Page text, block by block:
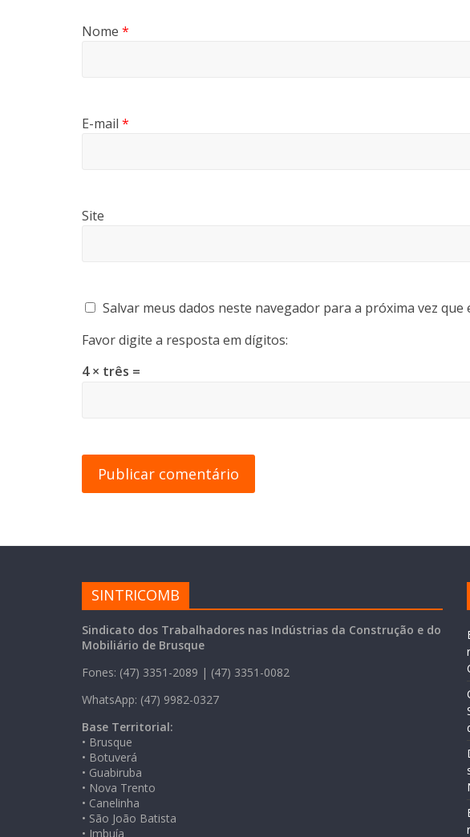
Nome *
E-mail *
Site
Salvar meus dados neste navegador para a próxima vez que
Favor digite a resposta em dígitos:
4 × três =
SINTRICOMB
Sindicato dos Trabalhadores nas Indústrias da Construção e do
Mobiliário de Brusque
Fones: (47) 3351-2089 | (47) 3351-0082
WhatsApp: (47) 9982-0327
Base Territorial:
• Brusque
• Botuverá
• Guabiruba
• Nova Trento
• Canelinha
• São João Batista
• Imbuía